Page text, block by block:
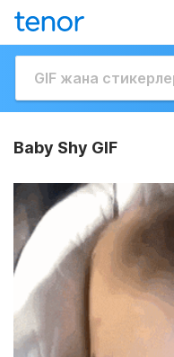
Baby Shy GIF